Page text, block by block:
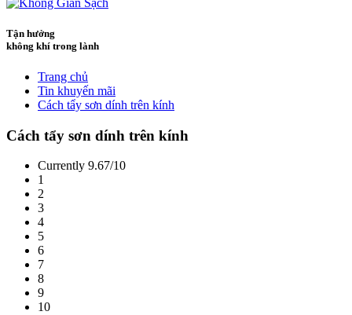
Tận hưởng
không khí trong lành
Trang chủ
Tin khuyến mãi
Cách tẩy sơn dính trên kính
Cách tẩy sơn dính trên kính
Currently 9.67/10
1
2
3
4
5
6
7
8
9
10